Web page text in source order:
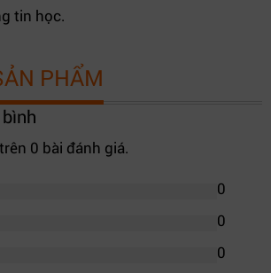
tin học.
PHẨM
0 bài đánh giá.
0
0
0